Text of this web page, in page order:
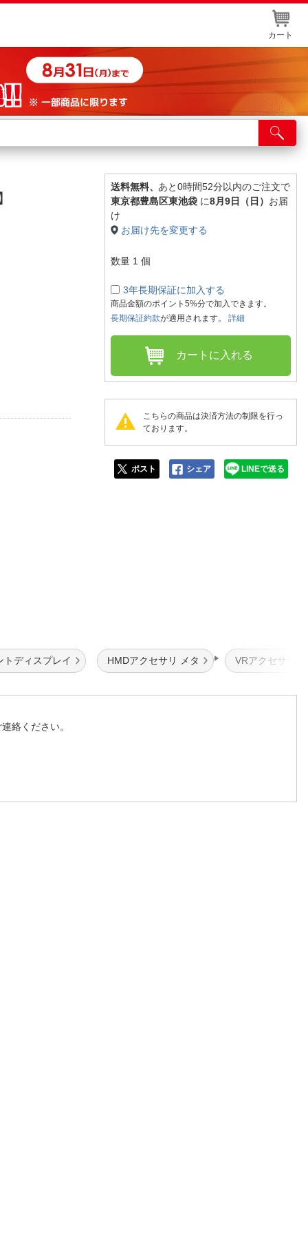
カート
舗サービス
ト取り置き
情報・店舗一覧
送料無料、 あと0時間52分以内のご注文で
東京都豊島区東池袋 に8月9日（日） お届
け
お届け先を変更する
数量 1 個
3年長期保証に加入する
商品金額のポイント5%分で加入できます。
長期保証約款が適用されます。 詳細
カートに入れる
こちらの商品は決済方法の制限を行っ
ております。
ポスト シェア LINEで送る
トディスプレイ HMDアクセサリ メタ VRアクセサリ
絡ください。